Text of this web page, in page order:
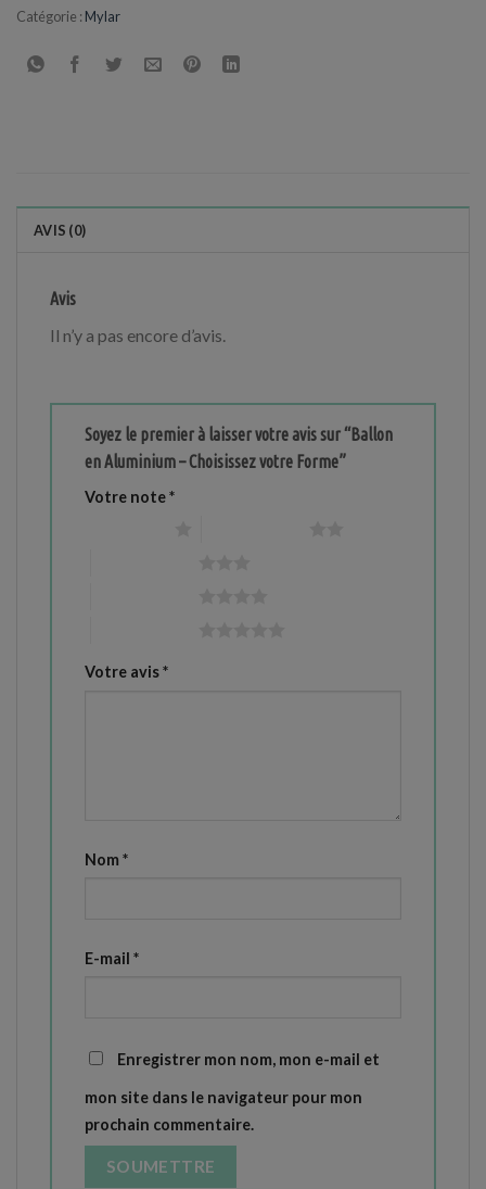
Catégorie : Mylar
AVIS (0)
Avis
Il n’y a pas encore d’avis.
Soyez le premier à laisser votre avis sur “Ballon
en Aluminium – Choisissez votre Forme”
Votre note*
Votre avis*
Nom *
E-mail *
Enregistrer mon nom, mon e-mail et
mon site dans le navigateur pour mon
prochain commentaire.